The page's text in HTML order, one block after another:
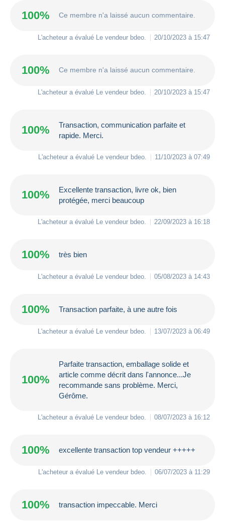
100% Ce membre n'a laissé aucun commentaire.
L'acheteur a évalué Le vendeur bdeo 20/10/2023 à 15:47
100% Ce membre n'a laissé aucun commentaire.
L'acheteur a évalué Le vendeur bdeo 20/10/2023 à 15:47
100%
Transaction, communication parfaite et
rapide. Merci.
L'acheteur a évalué Le vendeur bdeo 11/10/2023 à 07:49
100%
Excellente transaction, livre ok, bien
protégée, merci beaucoup
L'acheteur a évalué Le vendeur bdeo 22/09/2023 à 16:18
100% très bien
L'acheteur a évalué Le vendeur bdeo 05/08/2023 à 14:43
100% Transaction parfaite, à une autre fois
L'acheteur a évalué Le vendeur bdeo 13/07/2023 à 06:49
100%
Parfaite transaction, emballage solide et
article comme décrit dans l'annonce...Je
recommande sans problème. Merci,
Gérôme.
L'acheteur a évalué Le vendeur bdeo 08/07/2023 à 16:12
100% excellente transaction top vendeur +++++
L'acheteur a évalué Le vendeur bdeo 06/07/2023 à 11:29
100% transaction impeccable. Merci